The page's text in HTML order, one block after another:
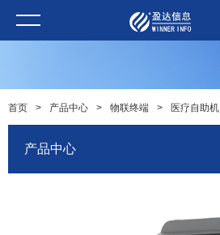
首页 > 产品中心 > 物联终端 > 医疗自助机
产品中心